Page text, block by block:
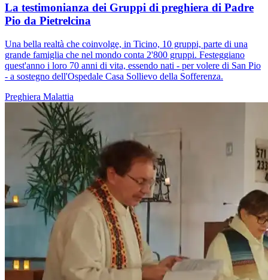
La testimonianza dei Gruppi di preghiera di Padre
Pio da Pietrelcina
Una bella realtà che coinvolge, in Ticino, 10 gruppi, parte di una
grande famiglia che nel mondo conta 2'800 gruppi. Festeggiano
quest'anno i loro 70 anni di vita, essendo nati - per volere di San Pio
- a sostegno dell'Ospedale Casa Sollievo della Sofferenza.
Preghiera Malattia